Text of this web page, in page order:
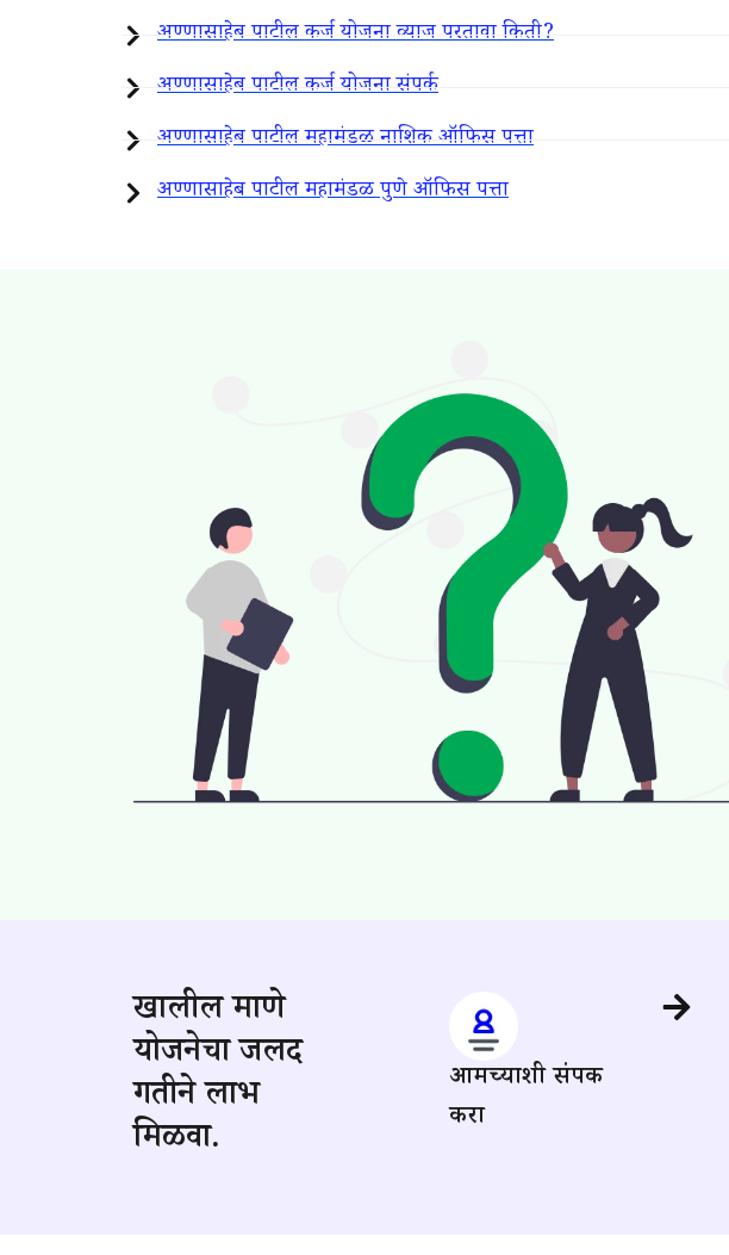
अण्णासाहेब पाटील कर्ज योजना व्याज परतावा किती?
अण्णासाहेब पाटील कर्ज योजना संपर्क
अण्णासाहेब पाटील महामंडळ नाशिक ऑफिस पत्ता
अण्णासाहेब पाटील महामंडळ पुणे ऑफिस पत्ता
खालील प्रमाणे
योजनेचा जलद
गतीने लाभ
मिळवा.
आमच्याशी संपर्क
करा